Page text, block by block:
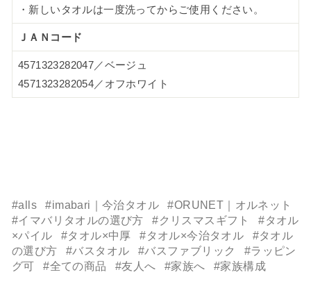
・新しいタオルは一度洗ってからご使用ください。
ＪＡＮコード
4571323282047／ベージュ
4571323282054／オフホワイト
#alls #imabari｜今治タオル
#ORUNET｜オルネット
#イマバリタオルの選び方
#クリスマスギフト
#タオル
×パイル
#タオル×中厚 #タオル×今治タオル
#タオル
の選び方
#バスタオル #バスファブリック
#ラッピン
グ可
#全ての商品 #友人へ #家族へ #家族構成